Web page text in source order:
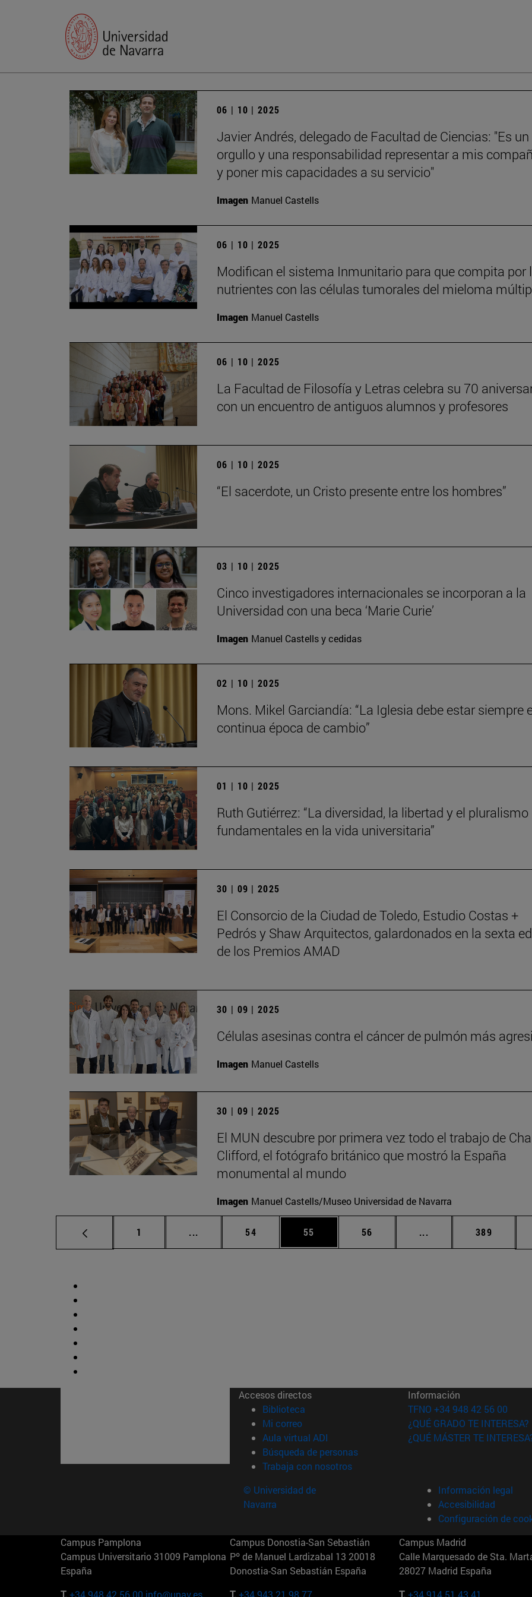
06 | 10 | 2025
Javier Andrés, delegado de Facultad de Ciencias: "Es un
orgullo y una responsabilidad representar a mis
y poner mis capacidades a su servicio"
Imagen Manuel Castells
06 | 10 | 2025
Modifican el sistema Inmunitario para que compita por
nutrientes con las células tumorales del mieloma
Imagen Manuel Castells
06 | 10 | 2025
La Facultad de Filosofía y Letras celebra su 70
con un encuentro de antiguos alumnos y profesores
06 | 10 | 2025
“El sacerdote, un Cristo presente entre los hombres”
03 | 10 | 2025
Cinco investigadores internacionales se incorporan a la
Universidad con una beca ‘Marie Curie’
Imagen Manuel Castells y cedidas
02 | 10 | 2025
Mons. Mikel Garciandía: “La Iglesia debe estar siempre
continua época de cambio”
01 | 10 | 2025
Ruth Gutiérrez: “La diversidad, la libertad y el
fundamentales en la vida universitaria”
30 | 09 | 2025
El Consorcio de la Ciudad de Toledo, Estudio Costas +
Pedrós y Shaw Arquitectos, galardonados en la sexta
de los Premios AMAD
30 | 09 | 2025
Células asesinas contra el cáncer de pulmón más
Imagen Manuel Castells
30 | 09 | 2025
El MUN descubre por primera vez todo el trabajo de
Clifford, el fotógrafo británico que mostró la España
monumental al mundo
Imagen Manuel Castells/Museo Universidad de Navarra
Página
1 ... Páginas intermedias Use TAB para desplazarse.
Página
54 Página
55 Página
56 ... Páginas intermedias
Página
389
Accesos directos
Biblioteca (abre en nueva ventana)
Mi correo(abre en nueva ventana)
Aula virtual ADI (abre en nueva ventana)
Búsqueda de personas(abre en nueva ventana)
Trabaja con nosotros(abre en nueva ventana)
Información
TFNO +34 948 42 56 00
¿QUÉ GRADO TE INTERESA?
¿QUÉ MÁSTER TE
© Universidad de
Navarra
Información legal
Accesibilidad
Configuración de
Campus Pamplona
Campus Universitario 31009 Pamplona
España
T. +34 948 42 56 00 info@unav.es
Campus Donostia-San Sebastián
Pº de Manuel Lardizabal 13 20018
Donostia-San Sebastián España
T. +34 943 21 98 77
Campus Madrid
Calle Marquesado de Sta.
28027 Madrid España
T. +34 914 51 43 41